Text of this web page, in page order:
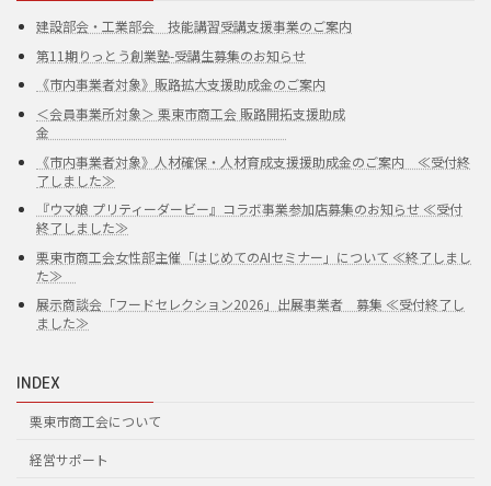
建設部会・工業部会 技能講習受講支援事業のご案内
第11期りっとう創業塾-受講生募集のお知らせ
《市内事業者対象》販路拡大支援助成金のご案内
＜会員事業所対象＞ 栗東市商工会 販路開拓支援助成
金
《市内事業者対象》人材確保・人材育成支援援助成金のご案内 ≪受付終
了しました≫
『ウマ娘 プリティーダービー』コラボ事業参加店募集のお知らせ ≪受付
終了しました≫
栗東市商工会女性部主催「はじめてのAIセミナー」について ≪終了しまし
た≫
展示商談会「フードセレクション2026」出展事業者 募集 ≪受付終了し
ました≫
INDEX
栗東市商工会について
経営サポート